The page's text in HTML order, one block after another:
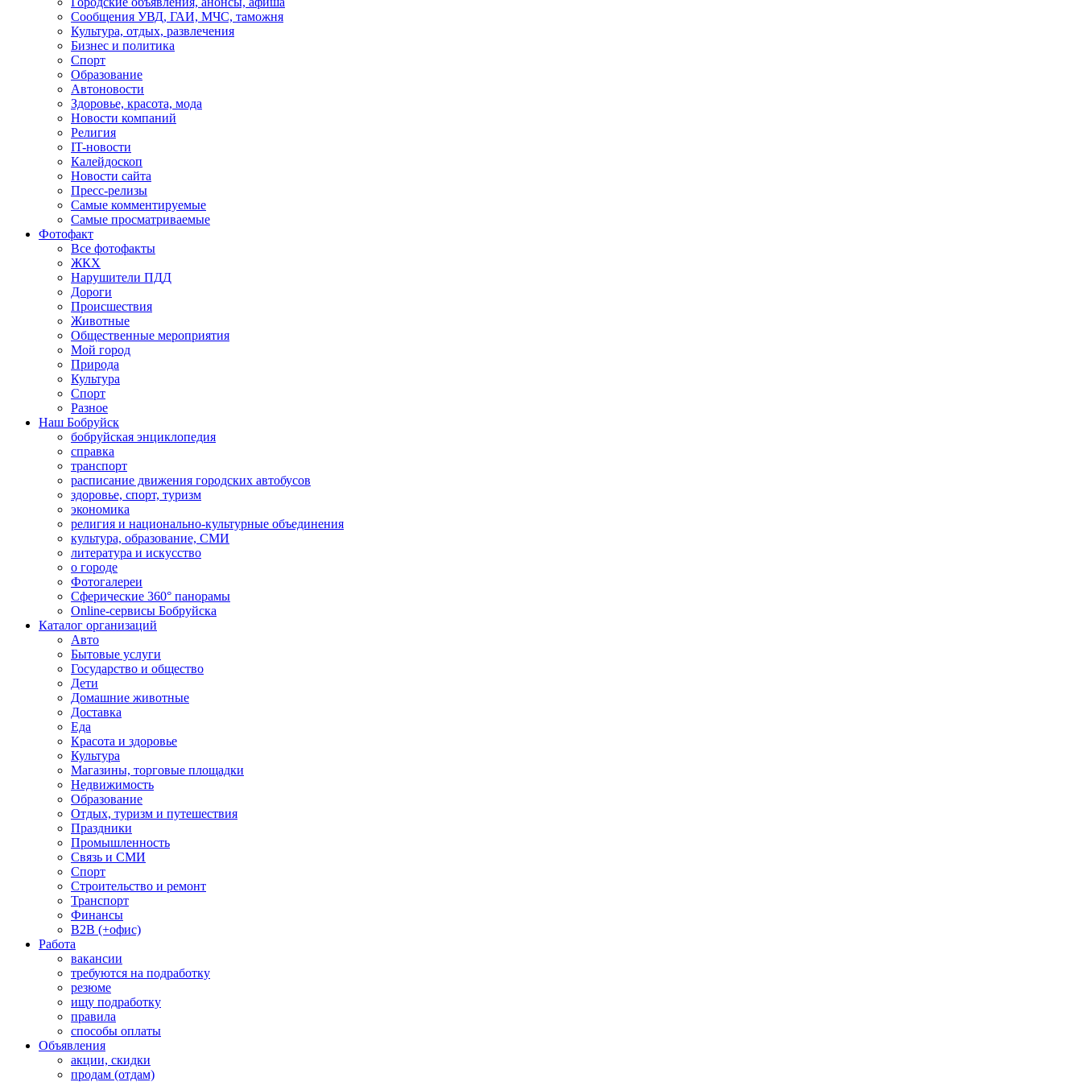
Сообщения УВД, ГАИ, МЧС, таможня
Культура, отдых, развлечения
Бизнес и политика
Спорт
Образование
Автоновости
Здоровье, красота, мода
Новости компаний
Религия
IT-новости
Калейдоскоп
Новости сайта
Пресс-релизы
Самые комментируемые
Самые просматриваемые
Фотофакт
Все фотофакты
ЖКХ
Нарушители ПДД
Дороги
Происшествия
Животные
Общественные мероприятия
Мой город
Природа
Культура
Спорт
Разное
Наш Бобруйск
бобруйская энциклопедия
справка
транспорт
расписание движения городских автобусов
здоровье, спорт, туризм
экономика
религия и национально-культурные объединения
культура, образование, СМИ
литература и искусство
о городе
Фотогалереи
Сферические 360° панорамы
Online-сервисы Бобруйска
Каталог организаций
Авто
Бытовые услуги
Государство и общество
Дети
Домашние животные
Доставка
Еда
Красота и здоровье
Культура
Магазины, торговые площадки
Недвижимость
Образование
Отдых, туризм и путешествия
Праздники
Промышленность
Связь и СМИ
Спорт
Строительство и ремонт
Транспорт
Финансы
B2B (+офис)
Работа
вакансии
требуются на подработку
резюме
ищу подработку
правила
способы оплаты
Объявления
акции, скидки
продам (отдам)